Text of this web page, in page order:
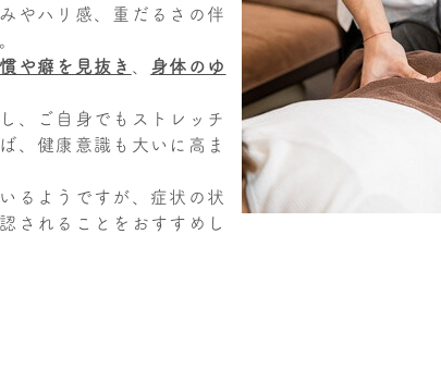
やハリ感、重だるさの伴
や癖を見抜き 、 身体のゆ
、ご自身でもストレッチ
、健康意識も大いに高ま
るようですが、症状の状
されることをおすすめし